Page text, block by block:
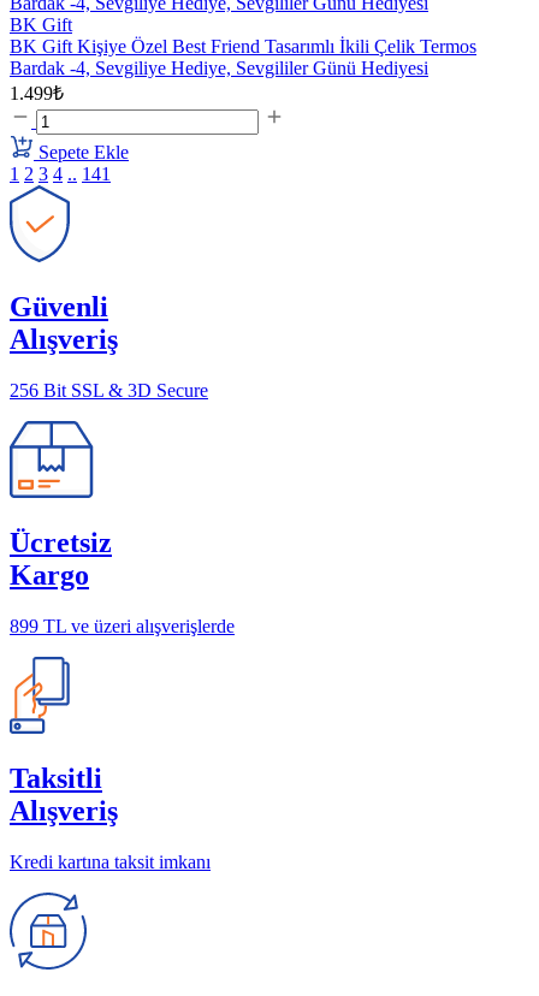
BK Gift
BK Gift Kişiye Özel Best Friend Tasarımlı İkili Çelik Termos
Bardak -4, Sevgiliye Hediye, Sevgililer Günü Hediyesi
1.499₺
Sepete Ekle
1 2 3 4 .. 141
Güvenli
Alışveriş
256 Bit SSL & 3D Secure
Ücretsiz
Kargo
899 TL ve üzeri alışverişlerde
Taksitli
Alışveriş
Kredi kartına taksit imkanı